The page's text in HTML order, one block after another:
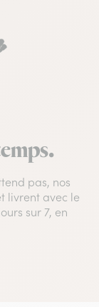
pas, nos
livrent avec le
sur 7, en